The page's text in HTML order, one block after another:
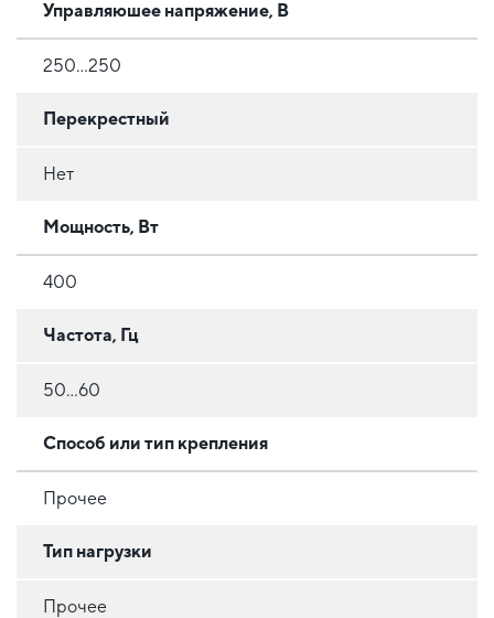
Управляюшее напряжение, В
250...250
Перекрестный
Нет
Мощность, Вт
400
Частота, Гц
50…60
Способ или тип крепления
Прочее
Тип нагрузки
Прочее